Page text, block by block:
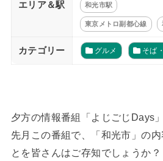
エリア＆駅 和光市駅
東京メトロ副都心線
カテゴリー グルメ そば
夕方の情報番組「よじごじDays」
先月この番組で、「和光市」の
とを皆さんはご存知でしょうか？